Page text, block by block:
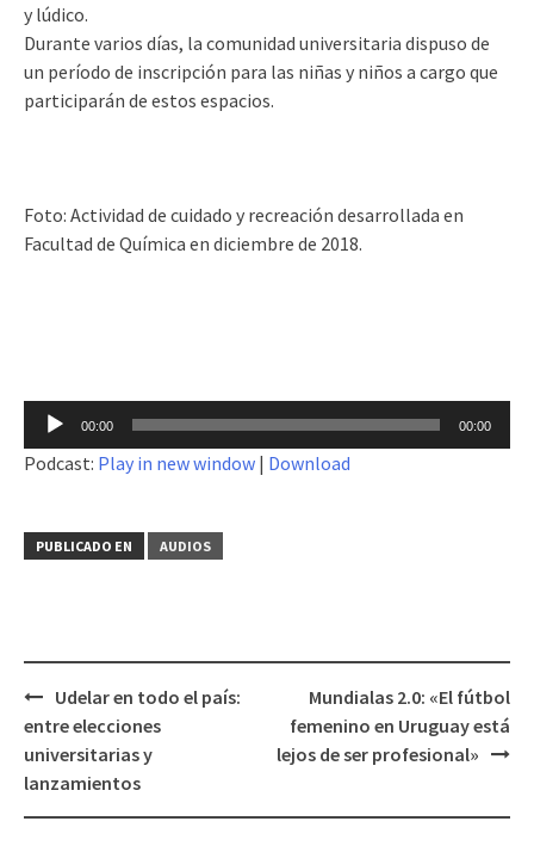
y lúdico.
Durante varios días, la comunidad universitaria dispuso de
un período de inscripción para las niñas y niños a cargo que
participarán de estos espacios.
Foto: Actividad de cuidado y recreación desarrollada en
Facultad de Química en diciembre de 2018.
Reproductor
audio
00:00 00:00
Podcast: Play in new window | Download
PUBLICADO EN AUDIOS
Navegación
de
entradas
Udelar en todo el país:
entre elecciones
universitarias y
lanzamientos
Mundialas 2.0: «El fútbol
femenino en Uruguay está
lejos de ser profesional»